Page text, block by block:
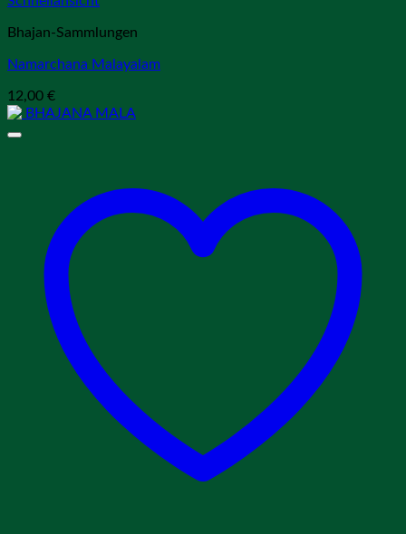
Bhajan-Sammlungen
Namarchana Malayalam
12,00 €